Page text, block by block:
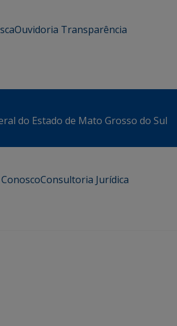
Ouvidoria Transparência
do Estado de Mato Grosso do Sul
Consultoria Jurídica